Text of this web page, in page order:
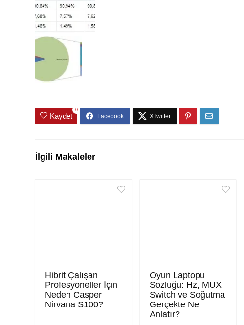
Kaydet
0
İlgili Makaleler
Hibrit Çalışan
Profesyoneller İçin
Neden Casper
Nirvana S100?
Oyun Laptopu
Sözlüğü: Hz, MUX
Switch ve Soğutma
Gerçekte Ne
Anlatır?